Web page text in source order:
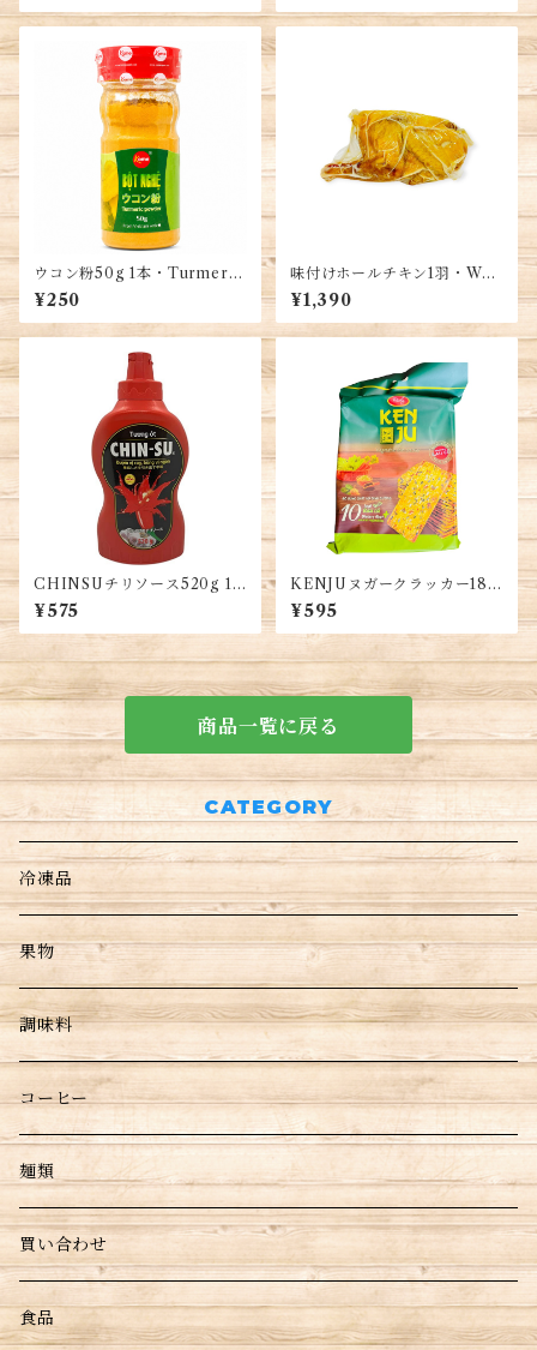
ウコン粉50g 1本・Turmeric
Powder・Bột Nghệ
¥250
味付けホールチキン1羽・Who
le salted chicken・Gà Ủ Mu
ối
¥1,390
CHINSUチリソース520g 1
本・Chinsu Chili Sauce 520
g・Tương ớt Chinsu 520g
¥575
KENJUヌガークラッカー186
g・Bánh Kem Cracker KE
NJU
¥595
商品一覧に戻る
CATEGORY
冷凍品
果物
調味料
コーヒー
麺類
買い合わせ
食品